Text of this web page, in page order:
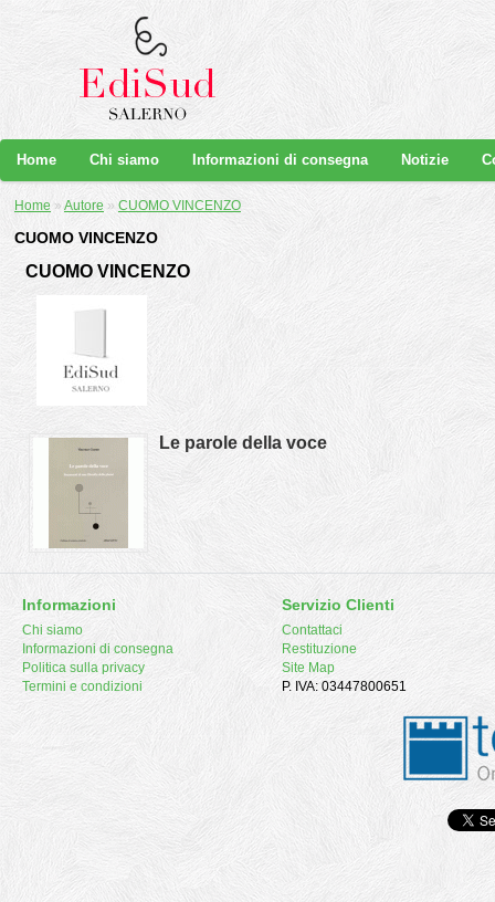
Home Chi siamo Informazioni di consegna Notizie
Home » Autore » CUOMO VINCENZO
CUOMO VINCENZO
CUOMO VINCENZO
Le parole della voce
Informazioni
Chi siamo
Informazioni di consegna
Politica sulla privacy
Termini e condizioni
Servizio Clienti
Contattaci
Restituzione
Site Map
P. IVA: 03447800651